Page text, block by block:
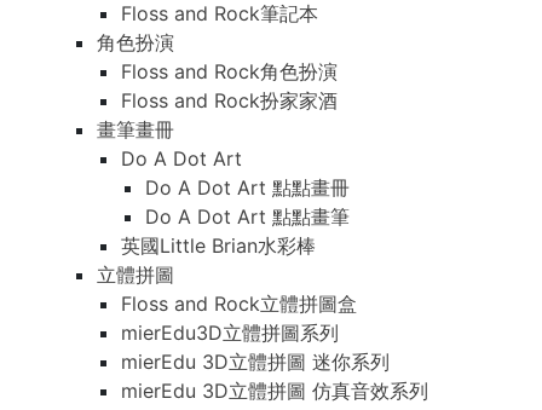
Floss and Rock筆記本
角色扮演
Floss and Rock角色扮演
Floss and Rock扮家家酒
畫筆畫冊
Do A Dot Art
Do A Dot Art 點點畫冊
Do A Dot Art 點點畫筆
英國Little Brian水彩棒
立體拼圖
Floss and Rock立體拼圖盒
mierEdu3D立體拼圖系列
mierEdu 3D立體拼圖 迷你系列
mierEdu 3D立體拼圖 仿真音效系列